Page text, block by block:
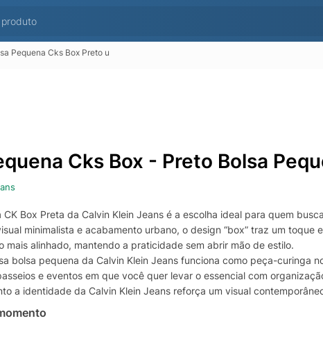
Pequena Cks Box Preto u
Cks Box - Preto Bolsa
CK Box Preta da Calvin Klein Jeans é a escolha ideal para quem
minimalista e acabamento urbano, o design “box” traz um
mais alinhado, mantendo a praticidade sem abrir mão de estilo.
bolsa pequena da Calvin Klein Jeans funciona como peça-curinga
e eventos em que você quer levar o essencial com
a identidade da Calvin Klein Jeans reforça um visual